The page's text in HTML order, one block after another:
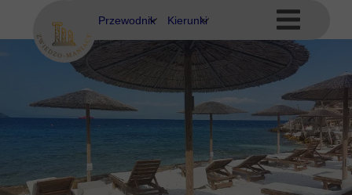
Przewodnik
Eubea
Kos
Rodos
Kierunki
Ateny
Delfy
Kalimnos